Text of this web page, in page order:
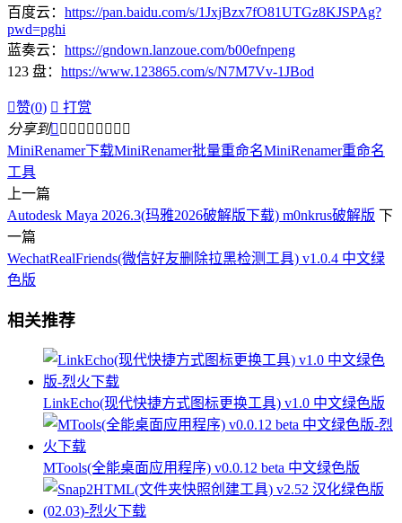
百度云： https://pan.baidu.com/s/1JxjBzx7fO81UTGz8KJSPAg?
pwd=pghi
蓝奏云： https://gndown.lanzoue.com/b00efnpeng
123 盘： https://www.123865.com/s/N7M7Vv-1JBod
赞(0)  打赏
分享到        
MiniRenamer下载MiniRenamer批量重命名MiniRenamer重命名
工具
上一篇
Autodesk Maya 2026.3(玛雅2026破解版下载) m0nkrus破解版 下
一篇
WechatRealFriends(微信好友删除拉黑检测工具) v1.0.4 中文绿
色版
相关推荐
LinkEcho(现代快捷方式图标更换工具) v1.0 中文绿色版
MTools(全能桌面应用程序) v0.0.12 beta 中文绿色版